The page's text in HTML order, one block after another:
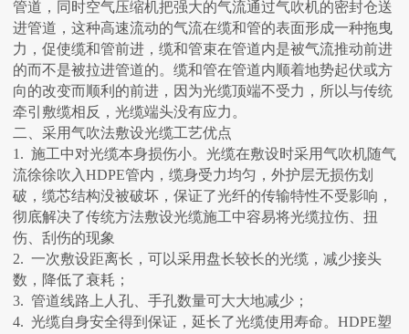
管道，同时空气压缩机把强大的气流通过气吹机的密封仓送
进管道，这种高速流动的气流在缆和管的表面形成一种拖曳
力，促使缆和管前进，缆和管束在管道内是被气流推动前进
的而不是被拉进管道的。缆和管在管道内顺着地势起伏或方
向的改变而顺利的前进，因为光缆顶端不受力，所以与传统
牵引敷缆相反，光缆端头没有应力。
二、采用气吹法敷设光缆工艺优点
1. 施工中对光缆本身损伤小。光缆在敷设时采用气吹机随气
流徐徐吹入HDPE管内，缆身受力均匀，外护层无损伤划
破，缆芯结构没被破坏，保证了光纤的传输特性不受影响，
彻底解决了传统方法敷设光缆施工中容易将光缆拉伤、扭
伤、刮伤的现象
2. 一次敷设距离长，可以采用盘长较长的光缆，减少接头
数，降低了衰耗；
3. 管道线路上人孔、手孔数量可大大地减少；
4. 光缆自身安全得到保证，延长了光缆使用寿命。HDPE塑